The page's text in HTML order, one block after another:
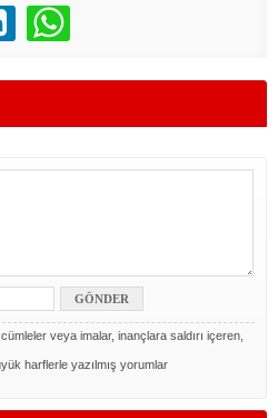
veya imalar, inançlara saldırı içeren,
harflerle yazılmış yorumlar